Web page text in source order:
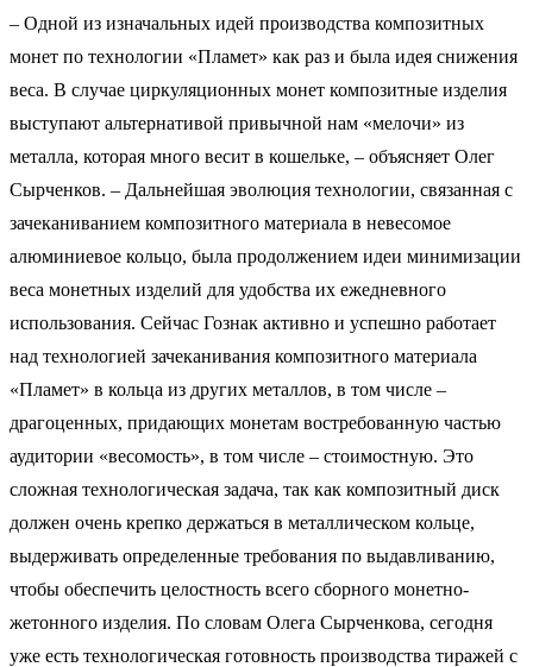
– Одной из изначальных идей производства композитных
монет по технологии «Пламет» как раз и была идея снижения
веса. В случае циркуляционных монет композитные изделия
выступают альтернативой привычной нам «мелочи» из
металла, которая много весит в кошельке, – объясняет Олег
Сырченков. – Дальнейшая эволюция технологии, связанная с
зачеканиванием композитного материала в невесомое
алюминиевое кольцо, была продолжением идеи минимизации
веса монетных изделий для удобства их ежедневного
использования. Сейчас Гознак активно и успешно работает
над технологией зачеканивания композитного материала
«Пламет» в кольца из других металлов, в том числе –
драгоценных, придающих монетам востребованную частью
аудитории «весомость», в том числе – стоимостную. Это
сложная технологическая задача, так как композитный диск
должен очень крепко держаться в металлическом кольце,
выдерживать определенные требования по выдавливанию,
чтобы обеспечить целостность всего сборного монетно-
жетонного изделия. По словам Олега Сырченкова, сегодня
уже есть технологическая готовность производства тиражей с